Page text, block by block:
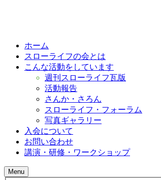
ホーム
スローライフの会とは
こんな活動をしています
週刊スローライフ瓦版
活動報告
さんか・さろん
スローライフ・フォーラム
写真ギャラリー
入会について
お問い合わせ
講演・研修・ワークショップ
Menu